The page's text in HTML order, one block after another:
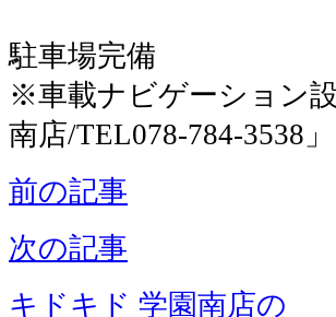
駐車場完備
※車載ナビゲーション
南店/TEL078-784-3538
前の記事
次の記事
キドキド 学園南店の